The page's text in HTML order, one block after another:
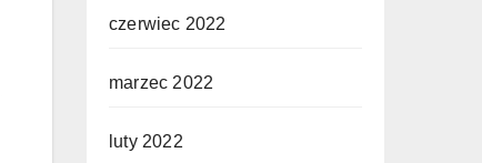
czerwiec 2022
marzec 2022
luty 2022